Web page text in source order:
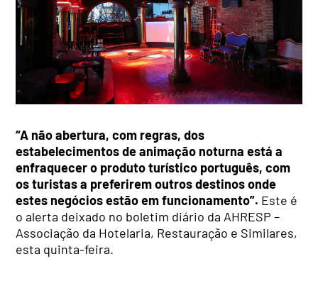
“A não abertura, com regras, dos
estabelecimentos de animação noturna está a
enfraquecer o produto turístico português, com
os turistas a preferirem outros destinos onde
estes negócios estão em funcionamento”. Este é
o alerta deixado no boletim diário da AHRESP –
Associação da Hotelaria, Restauração e Similares,
esta quinta-feira.